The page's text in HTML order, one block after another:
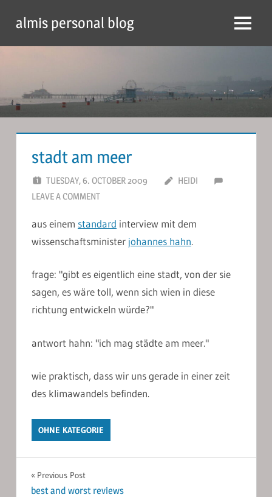
content
almis personal blog Menu
stadt am meer
TUESDAY, 6. OCTOBER 2009
HEIDI
LEAVE A COMMENT
aus einem standard interview mit dem
wissenschaftsminister johannes hahn.
frage: "gibt es eigentlich eine stadt, von der sie
sagen, es wäre toll, wenn sich wien in diese
richtung entwickeln würde?"
antwort hahn: "ich mag städte am meer."
wie praktisch, dass wir uns gerade in einer zeit
des klimawandels befinden.
OHNE KATEGORIE
Post
Previous Post
best and worst reviews